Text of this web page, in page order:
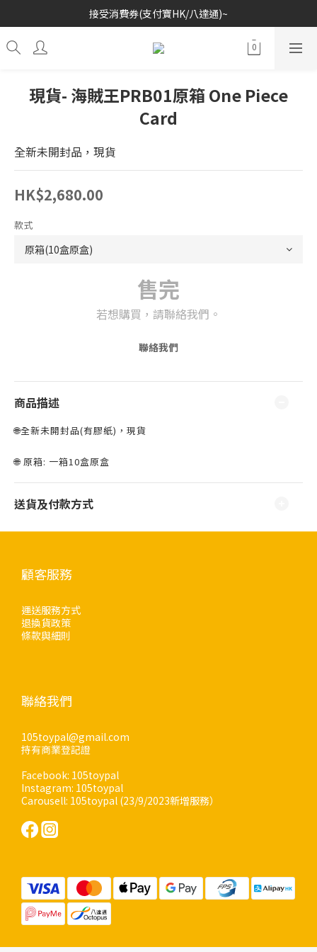
歡迎各位玩具收藏家~
接受消費券(支付寶HK/八達通)~
歡迎各位玩具收藏家~
現貨- 海賊王PRB01原箱 One Piece
Card
全新未開封品，現貨
HK$2,680.00
款式
售完
若想購買，請聯絡我們。
聯絡我們
商品描述
🌐全新未開封品(有膠紙)，現貨 ⁣⁣
🌐 原箱: 一箱10盒原盒
送貨及付款方式
顧客服務
運送服務方式
退換貨政策
條款與細則
聯絡我們
105toypal@gmail.com
持有商業登記證
Facebook: 105toypal
Instagram: 105toypal
Carousell: 105toypal (23/9/2023新增服務）